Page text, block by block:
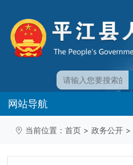
网站导航
当前位置： 首页 > 政务公开 >